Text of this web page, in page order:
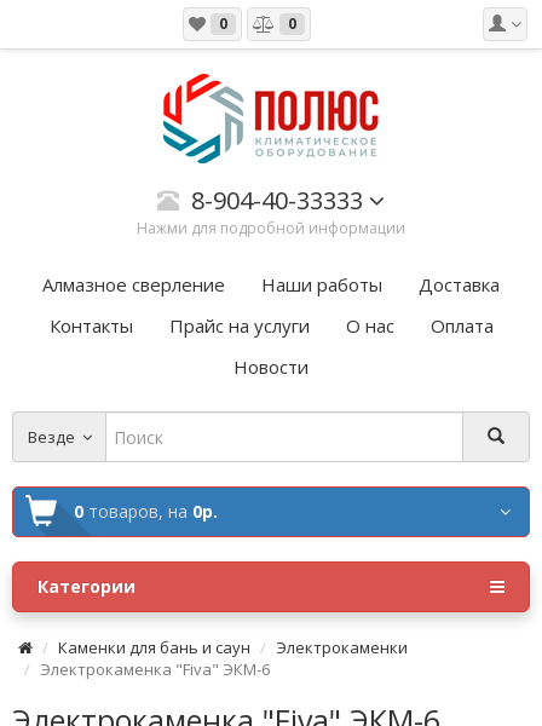
0 0
8-904-40-33333
Нажми для подробной информации
Алмазное сверление Наши работы
Доставка
Контакты
Прайс на услуги О нас
Оплата
Новости
Везде
0 товаров, на 0р.
Категории
Каменки для бань и саун
Электрокаменки
Электрокаменка "Fiva" ЭКМ-6